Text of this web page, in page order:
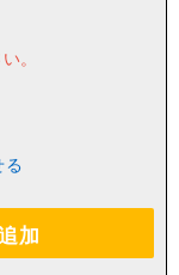
。
る
加